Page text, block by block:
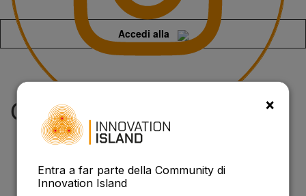
Accedi alla
CrossConnect ×
Entra a far parte della Community di
Innovation Island